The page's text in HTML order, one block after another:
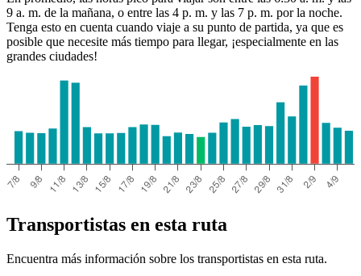
9 a. m. de la mañana, o entre las 4 p. m. y las 7 p. m. por la noche.
Tenga esto en cuenta cuando viaje a su punto de partida, ya que es
posible que necesite más tiempo para llegar, ¡especialmente en las
grandes ciudades!
Transportistas en esta ruta
Encuentra más información sobre los transportistas en esta ruta.